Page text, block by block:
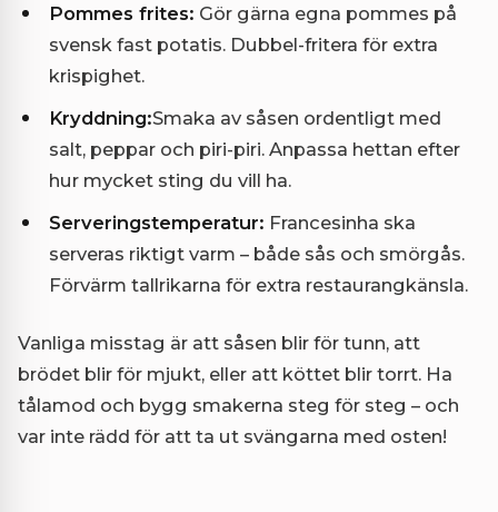
Pommes frites: Gör gärna egna pommes på
svensk fast potatis. Dubbel-fritera för extra
krispighet.
Kryddning:Smaka av såsen ordentligt med
salt, peppar och piri-piri. Anpassa hettan efter
hur mycket sting du vill ha.
Serveringstemperatur: Francesinha ska
serveras riktigt varm – både sås och smörgås.
Förvärm tallrikarna för extra restaurangkänsla.
Vanliga misstag är att såsen blir för tunn, att
brödet blir för mjukt, eller att köttet blir torrt. Ha
tålamod och bygg smakerna steg för steg – och
var inte rädd för att ta ut svängarna med osten!